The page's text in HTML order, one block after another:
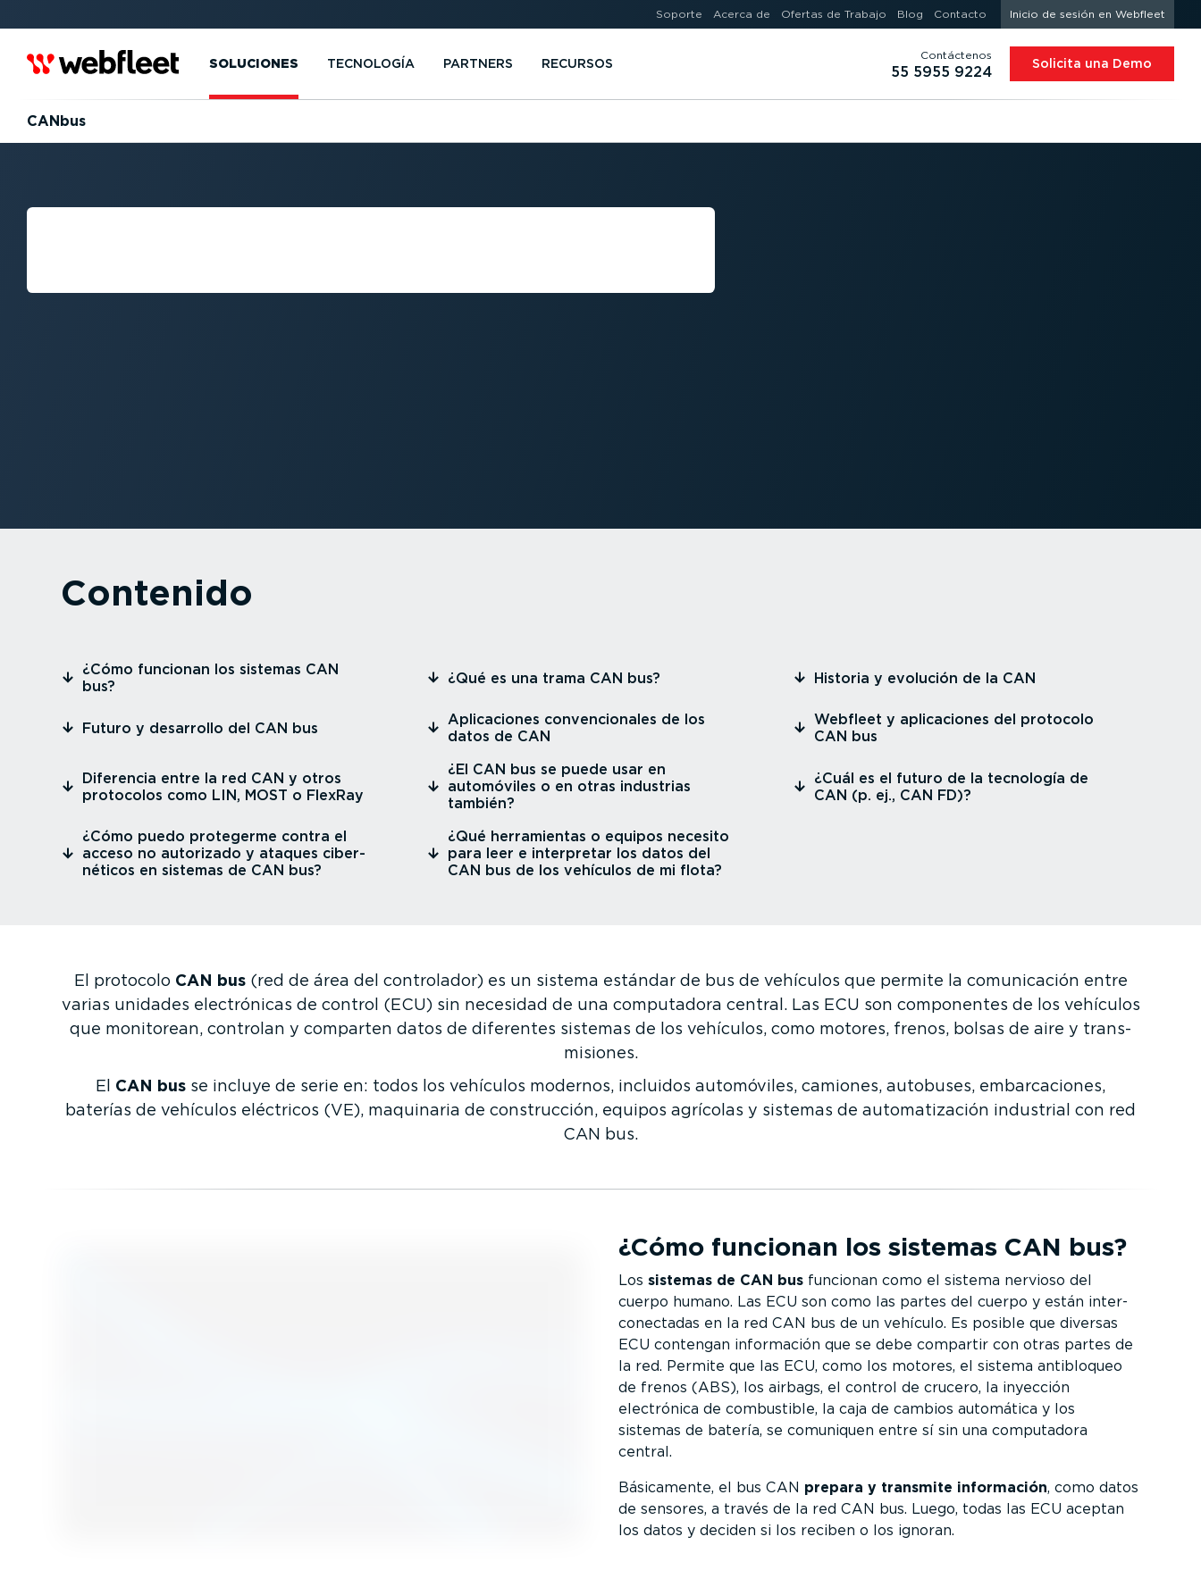
Soporte Acerca de Ofertas de Trabajo Blog Contacto Inicio de sesión en Webfleet
SOLUCIONES TECNOLOGÍA PARTNERS RECURSOS
Contáctenos
55 5955 9224 Solicita una Demo
CANbus
CAN BUS: ¿QUÉ ES LA RED DE
Contenido
⁠¿Cómo funcionan los sistemas CAN
bus?
⁠¿Qué es una trama CAN bus? ⁠Historia y evolución de la CAN
⁠Futuro y desarrollo del CAN bus
⁠Aplica­ciones conven­cio­nales de los
datos de CAN
⁠Webfleet y aplica­ciones del protocolo
CAN bus
⁠Diferencia entre la red CAN y otros
protocolos como LIN, MOST o FlexRay
⁠¿El CAN bus se puede usar en
automóviles o en otras industrias
también?
⁠¿Cuál es el futuro de la tecnología de
CAN (p. ej., CAN FD)?
⁠
¿Cómo puedo protegerme contra el
acceso no autorizado y ataques ciber­
né­ticos en sistemas de CAN bus?
⁠¿Qué herra­mientas o equipos necesito
para leer e interpretar los datos del
CAN bus de los vehículos de mi flota?
El protocolo CAN bus(red de área del controlador) es un sistema estándar de bus de vehículos que permite la comuni­cación entre
varias unidades electró­nicas de control (ECU) sin necesidad de una computadora central. Las ECU son componentes de los vehículos
que monitorean, controlan y comparten datos de diferentes sistemas de los vehículos, como motores, frenos, bolsas de aire y trans­
mi­siones.
El CAN bus se incluye de serie en: todos los vehículos modernos, incluidos automóviles, camiones, autobuses, embar­ca­ciones,
baterías de vehículos eléctricos (VE), maquinaria de construcción, equipos agrícolas y sistemas de automa­ti­zación industrial con red
CAN bus.
¿Cómo funcionan los sistemas CAN bus?
Los sistemas de CAN bus funcionan como el sistema nervioso del
cuerpo humano. Las ECU son como las partes del cuerpo y están inter­
co­nec­tadas en la red CAN bus de un vehículo. Es posible que diversas
ECU contengan información que se debe compartir con otras partes de
la red. Permite que las ECU, como los motores, el sistema antibloqueo
de frenos (ABS), los airbags, el control de crucero, la inyección
electrónica de combustible, la caja de cambios automática y los
sistemas de batería, se comuniquen entre sí sin una computadora
central.
Básicamente, el bus CAN prepara y transmite información, como datos
de sensores, a través de la red CAN bus. Luego, todas las ECU aceptan
los datos y deciden si los reciben o los ignoran.